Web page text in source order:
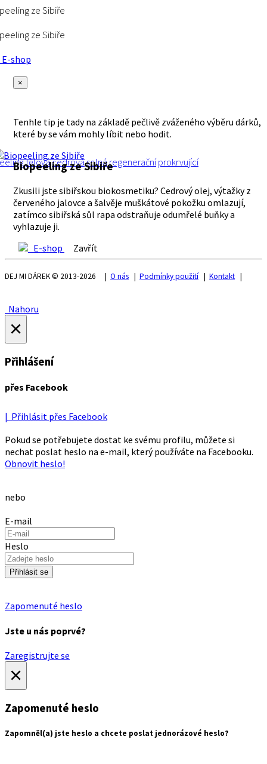
ze Sibiře
ze Sibiře
shop
×
Tenhle tip je tady na základě pečlivě zváženého výběru dárků,
které by se vám mohly líbit nebo hodit.
tělovácedrovásolnáregenerační prokrvující
Biopeeling ze Sibiře
Zkusili jste sibiřskou biokosmetiku? Cedrový olej, výtažky z
červeného jalovce a šalvěje muškátové pokožku omlazují,
zatímco sibiřská sůl rapa odstraňuje odumřelé buňky a
vyhlazuje ji.
E-shop
Zavřít
DEJ MI DÁREK © 2013-2026 | O nás | Podmínky použití| Kontakt |
Nahoru
×
Přihlášení
přes Facebook
| Přihlásit přes Facebook
Pokud se potřebujete dostat ke svému profilu, můžete si
nechat poslat heslo na e-mail, který používáte na Facebooku.
Obnovit heslo!
nebo
E-mail
Heslo
Přihlásit se
Zapomenuté heslo
Jste u nás poprvé?
Zaregistrujte se
×
Zapomenuté heslo
Zapomněl(a) jste heslo a chcete poslat jednorázové heslo?